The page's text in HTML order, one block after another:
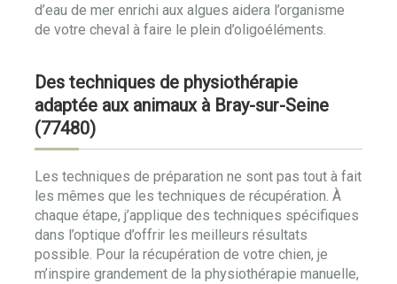
d’eau de mer enrichi aux algues aidera l’organisme
de votre cheval à faire le plein d’oligoéléments.
Des techniques de physiothérapie
adaptée aux animaux à Bray-sur-Seine
(77480)
Les techniques de préparation ne sont pas tout à fait
les mêmes que les techniques de récupération. À
chaque étape, j’applique des techniques spécifiques
dans l’optique d’offrir les meilleurs résultats
possible. Pour la récupération de votre chien, je
m’inspire grandement de la physiothérapie manuelle,